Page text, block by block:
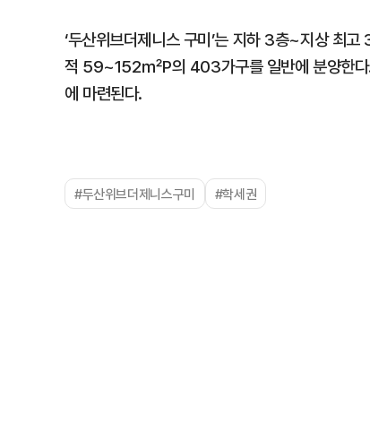
‘두산위브더제니스 구미’는 지하 3층~지상 최
적 59~152㎡P의 403가구를 일반에 분양한다.
에 마련된다.
#두산위브더제니스구미 #학세권